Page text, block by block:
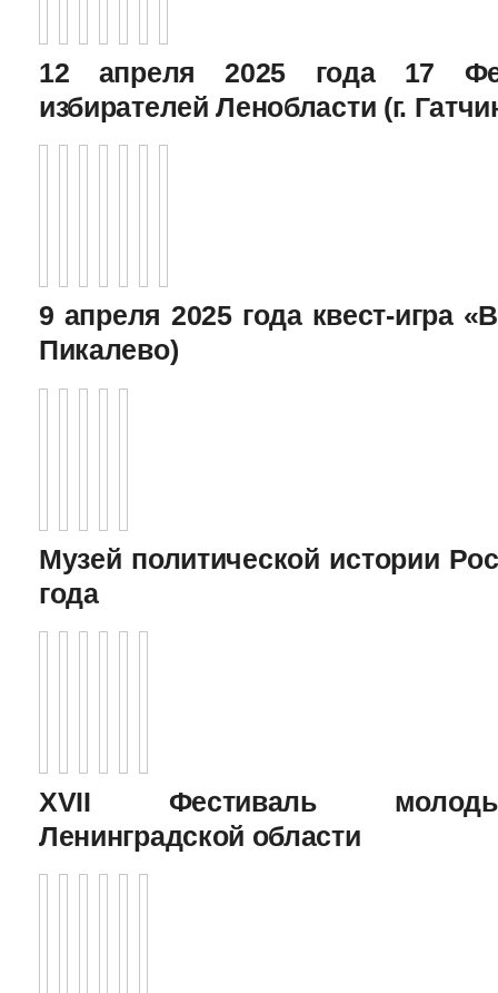
12 апреля 2025 года 17
избирателей Ленобласти (г.
9 апреля 2025 года квест-игра
Пикалево)
Музей политической истории
года
XVII Фестиваль
Ленинградской области